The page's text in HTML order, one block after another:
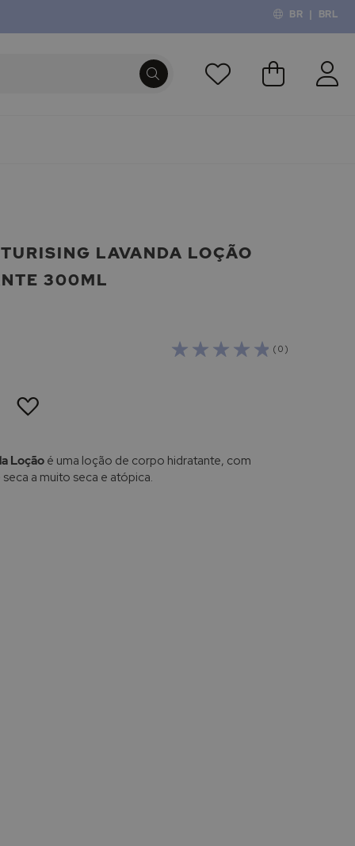
BR | BRL
O Meu
LAVANDA LOÇÃO
300ML
( 0 )
LISTA
Loçãoé uma loção de corpo hidratante, com
a muito seca e atópica.